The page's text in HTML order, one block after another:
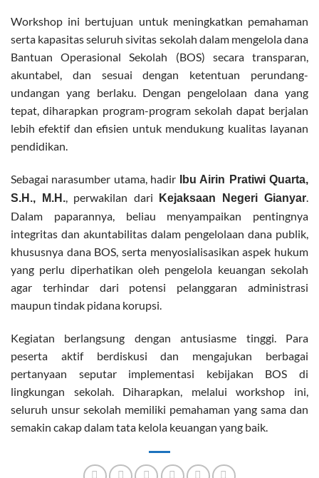
Workshop ini bertujuan untuk meningkatkan pemahaman
serta kapasitas seluruh sivitas sekolah dalam mengelola dana
Bantuan Operasional Sekolah (BOS) secara transparan,
akuntabel, dan sesuai dengan ketentuan perundang-
undangan yang berlaku. Dengan pengelolaan dana yang
tepat, diharapkan program-program sekolah dapat berjalan
lebih efektif dan efisien untuk mendukung kualitas layanan
pendidikan.
Sebagai narasumber utama, hadir
Ibu Airin Pratiwi Quarta,
S.H., M.H., perwakilan dari Kejaksaan Negeri Gianyar.
Dalam paparannya, beliau menyampaikan pentingnya
integritas dan akuntabilitas dalam pengelolaan dana publik,
khususnya dana BOS, serta menyosialisasikan aspek hukum
yang perlu diperhatikan oleh pengelola keuangan sekolah
agar terhindar dari potensi pelanggaran administrasi
maupun tindak pidana korupsi.
Kegiatan berlangsung dengan antusiasme tinggi. Para
peserta aktif berdiskusi dan mengajukan berbagai
pertanyaan seputar implementasi kebijakan BOS di
lingkungan sekolah. Diharapkan, melalui workshop ini,
seluruh unsur sekolah memiliki pemahaman yang sama dan
semakin cakap dalam tata kelola keuangan yang baik.